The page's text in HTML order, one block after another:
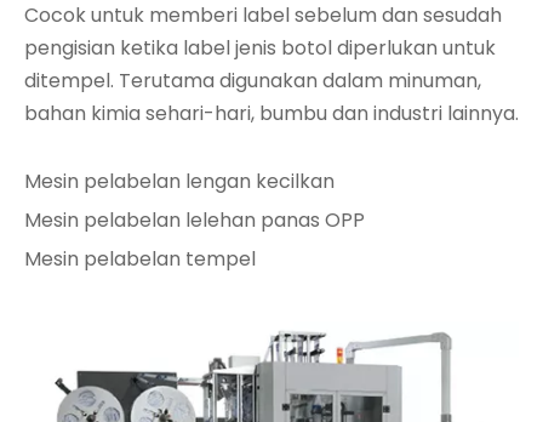
Cocok untuk memberi label sebelum dan sesudah
pengisian ketika label jenis botol diperlukan untuk
ditempel. Terutama digunakan dalam minuman,
bahan kimia sehari-hari, bumbu dan industri lainnya.
Mesin pelabelan lengan kecilkan
Mesin pelabelan lelehan panas OPP
Mesin pelabelan tempel